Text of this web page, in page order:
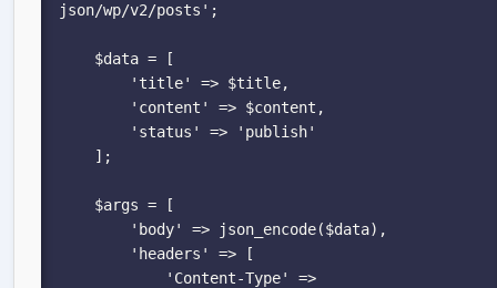
json/wp/v2/posts';